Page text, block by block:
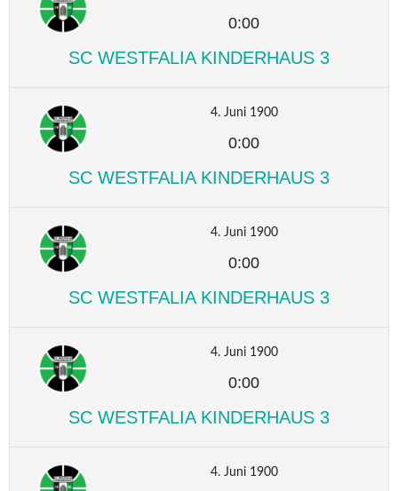
0:00
SC WESTFALIA KINDERHAUS 3
4. Juni 1900
0:00
SC WESTFALIA KINDERHAUS 3
4. Juni 1900
0:00
SC WESTFALIA KINDERHAUS 3
4. Juni 1900
0:00
SC WESTFALIA KINDERHAUS 3
4. Juni 1900